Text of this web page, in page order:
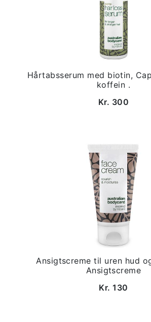
Hårtabsserum med biotin,
koffein .
Kr. 300
Ansigtscreme til uren hud
Ansigtscreme
Kr. 130